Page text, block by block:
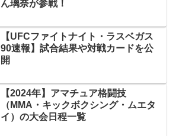
ん璃奈が参戦！
【UFCファイトナイト・ラスベガス
90速報】試合結果や対戦カードを公
開
【2024年】アマチュア格闘技
（MMA・キックボクシング・ムエタ
イ）の大会日程一覧